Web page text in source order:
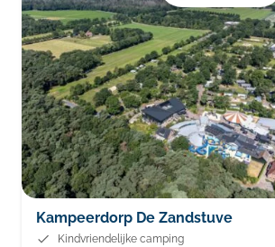
Kampeerdorp De Zandstuve
Kindvriendelijke camping